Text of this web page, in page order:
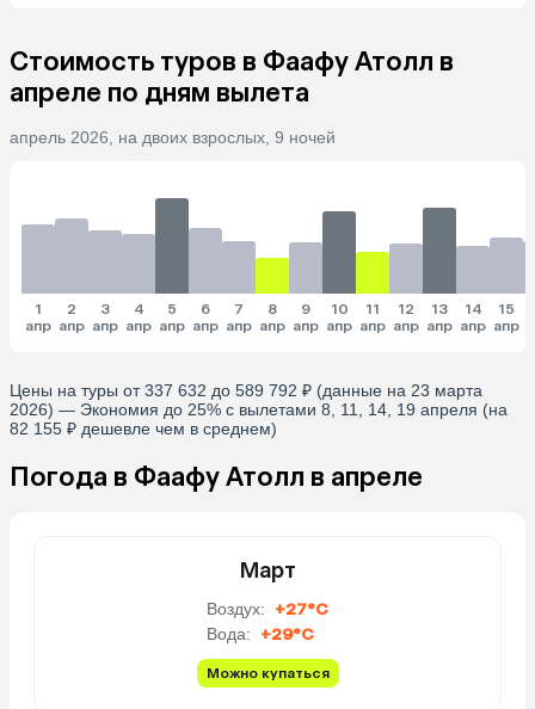
Стоимость туров в Фаафу Атолл в
апреле по дням вылета
апрель 2026, на двоих взрослых, 9 ночей
1
апр
2
апр
3
апр
4
апр
5
апр
6
апр
7
апр
8
апр
9
апр
10
апр
11
апр
12
апр
13
апр
14
апр
15
апр
Цены на туры от 337 632 до 589 792 ₽ (данные на 23 марта
2026) — Экономия до 25% с вылетами 8, 11, 14, 19 апреля (на
82 155 ₽ дешевле чем в среднем)
Погода в Фаафу Атолл в апреле
Март
Воздух: +27°C
Вода: +29°C
Можно купаться